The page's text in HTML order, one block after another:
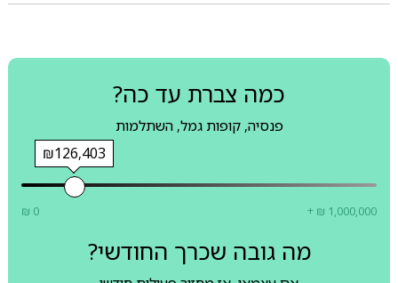
כמה צברת עד כה?
פנסיה, קופות גמל, השתלמות
₪126,403
₪ 0 + ₪ 1,000,000
מה גובה שכרך החודשי?